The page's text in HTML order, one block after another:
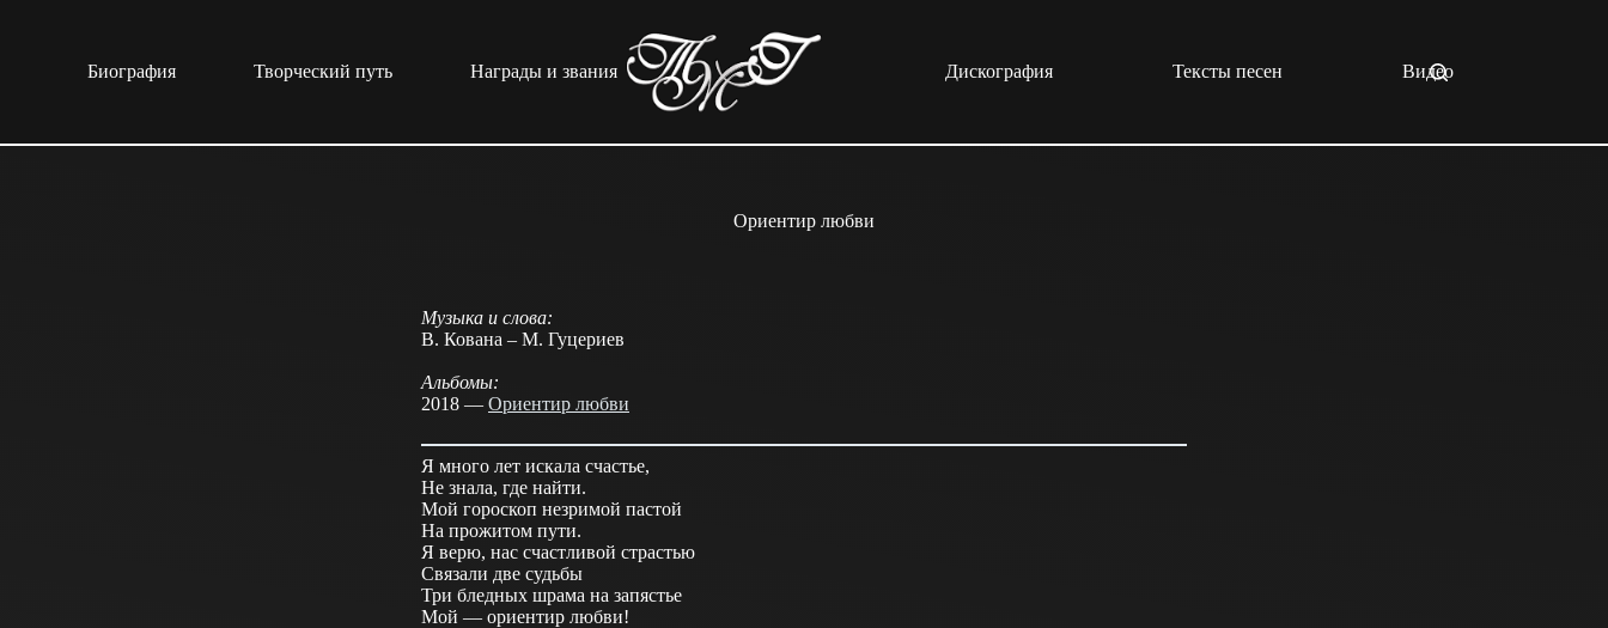
Биография
Творческий путь Награды и звания Дискография Тексты песен Видео
Ориентир любви
Музыка и слова:
В. Кована – М. Гуцериев
Альбомы:
2018 — Ориентир любви
Я много лет искала счастье,
Не знала, где найти.
Мой гороскоп незримой пастой
На прожитом пути.
Я верю, нас счастливой страстью
Связали две судьбы
Три бледных шрама на запястье
Мой — ориентир любви!